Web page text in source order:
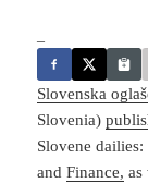
Slovenska
Slovenia)
Slovene dailies:
andFinance, as